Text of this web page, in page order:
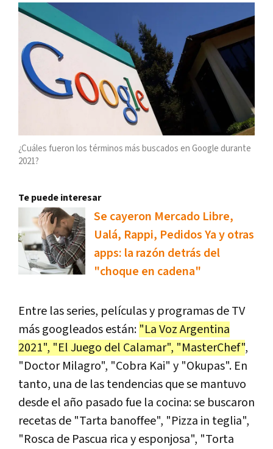
¿Cuáles fueron los términos más buscados en Google durante
2021?
Te puede interesar
Se cayeron Mercado Libre,
Ualá, Rappi, Pedidos Ya y otras
apps: la razón detrás del
"choque en cadena"
Entre las series, películas y programas de TV
más googleados están: "La Voz Argentina
2021", "El Juego del Calamar", "MasterChef",
"Doctor Milagro", "Cobra Kai" y "Okupas". En
tanto, una de las tendencias que se mantuvo
desde el año pasado fue la cocina: se buscaron
recetas de "Tarta banoffee", "Pizza in teglia",
"Rosca de Pascua rica y esponjosa", "Torta